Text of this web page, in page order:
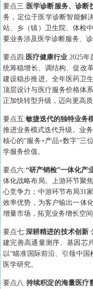
要点三 : 医学诊断服务、诊
务，定位于医学诊断智能解
站、乡（镇）卫生院、体检
要业务涉及医学诊断服务、
要点 四 : 医疗健康行业2025
统筹稳增长、调结构、促改
建设稳步推进。全年医药卫
顶层设计与医疗服务价格体
正加快转型升级，迈向更高
要点五:敏捷迭代的独特业务
推进业务模式迭代升级。业
核心的“服务+产品+数字”三
学服务价值。
要点六:“研产销检”一体化产
体化战略布局。上游环节聚
心竞争力；中游环节布局31
效率优势，为客户输出一体
增量市场，拓宽业务增长空间
要点七:深耕精进的技术创新
建完善高通量测序、基因芯
以“瞄准国际前沿、引领中
医学研究。
要点 八 :持续积淀的海量医疗